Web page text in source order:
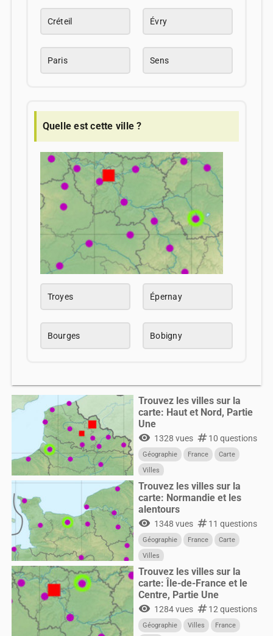
Créteil Évry
Paris Sens
Quelle est cette ville ?
Troyes Épernay
Bourges Bobigny
Trouvez les villes sur la
carte: Haut et Nord, Partie
Une
visibility 1328 vues numbers10 questions
Géographie France
Carte
Villes
Trouvez les villes sur la
carte: Normandie et les
alentours
visibility 1348 vues numbers11 questions
Géographie France
Carte
Villes
Trouvez les villes sur la
carte: Île-de-France et le
Centre, Partie Une
visibility 1284 vues numbers12 questions
Géographie Villes
France